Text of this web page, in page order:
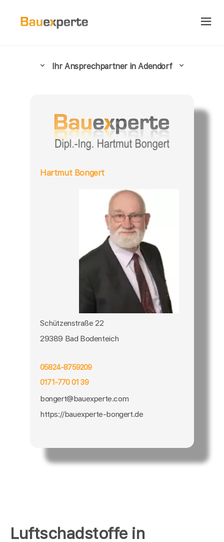
Luftschadstoffe in
Ihr Ansprechpartner in Adendorf
Hartmut Bongert
Schützenstraße 22
29389 Bad Bodenteich
05824-8759209
0171-770 01 39
bongert@bauexperte.com
https://bauexperte-bongert.de